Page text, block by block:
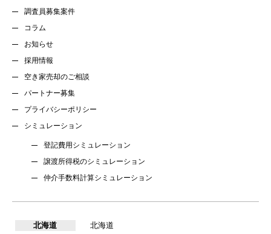
調査員募集案件
コラム
お知らせ
採用情報
空き家売却のご相談
パートナー募集
プライバシーポリシー
シミュレーション
登記費用シミュレーション
譲渡所得税のシミュレーション
仲介手数料計算シミュレーション
北海道 北海道